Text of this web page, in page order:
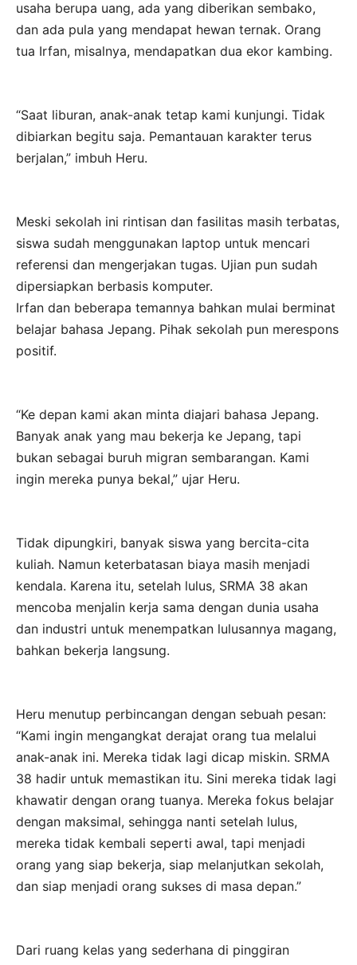
usaha berupa uang, ada yang diberikan sembako,
dan ada pula yang mendapat hewan ternak. Orang
tua Irfan, misalnya, mendapatkan dua ekor kambing.
“Saat liburan, anak-anak tetap kami kunjungi. Tidak
dibiarkan begitu saja. Pemantauan karakter terus
berjalan,” imbuh Heru.
Meski sekolah ini rintisan dan fasilitas masih terbatas,
siswa sudah menggunakan laptop untuk mencari
referensi dan mengerjakan tugas. Ujian pun sudah
dipersiapkan berbasis komputer.
Irfan dan beberapa temannya bahkan mulai berminat
belajar bahasa Jepang. Pihak sekolah pun merespons
positif.
“Ke depan kami akan minta diajari bahasa Jepang.
Banyak anak yang mau bekerja ke Jepang, tapi
bukan sebagai buruh migran sembarangan. Kami
ingin mereka punya bekal,” ujar Heru.
Tidak dipungkiri, banyak siswa yang bercita-cita
kuliah. Namun keterbatasan biaya masih menjadi
kendala. Karena itu, setelah lulus, SRMA 38 akan
mencoba menjalin kerja sama dengan dunia usaha
dan industri untuk menempatkan lulusannya magang,
bahkan bekerja langsung.
Heru menutup perbincangan dengan sebuah pesan:
“Kami ingin mengangkat derajat orang tua melalui
anak-anak ini. Mereka tidak lagi dicap miskin. SRMA
38 hadir untuk memastikan itu. Sini mereka tidak lagi
khawatir dengan orang tuanya. Mereka fokus belajar
dengan maksimal, sehingga nanti setelah lulus,
mereka tidak kembali seperti awal, tapi menjadi
orang yang siap bekerja, siap melanjutkan sekolah,
dan siap menjadi orang sukses di masa depan.”
Dari ruang kelas yang sederhana di pinggiran